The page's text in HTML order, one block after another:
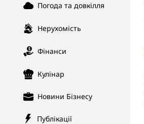
Погода та довкілля
Нерухомість
Фінанси
Кулінар
Новини Бізнесу
Публікації